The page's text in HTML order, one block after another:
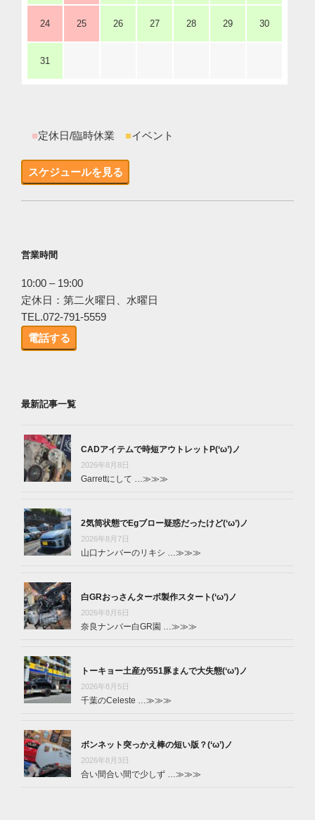
24 25 26 27 28 29 30
31
■定休日/臨時休業 ■イベント
スケジュールを見る
営業時間
10:00 – 19:00
定休日：第二火曜日、水曜日
TEL.072-791-5559
電話する
最新記事一覧
CADアイテムで時短アウトレットP(‘ω’)ノ
2026年8月8日
Garrettにして …≫≫≫
2気筒状態でEgブロー疑惑だったけど(‘ω’)ノ
2026年8月7日
山口ナンバーのリキシ …≫≫≫
白GRおっさんターボ製作スタート(‘ω’)ノ
2026年8月6日
奈良ナンバー白GR園 …≫≫≫
トーキョー土産が551豚まんで大失態(‘ω’)ノ
2026年8月5日
千葉のCeleste …≫≫≫
ボンネット突っかえ棒の短い版？(‘ω’)ノ
2026年8月3日
合い間合い間で少しず …≫≫≫